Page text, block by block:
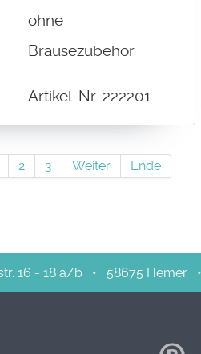
ohne
Brausezubehör
Artikel-Nr. 222201
2 3 Weiter Ende
16 - 18 a/b • 58675 Hemer